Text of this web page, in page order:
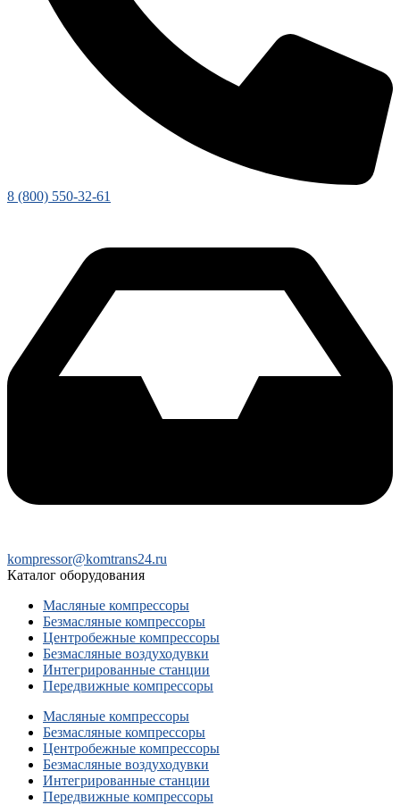
8 (800) 550-32-61
kompressor@komtrans24.ru
Каталог оборудования
Масляные компрессоры
Безмасляные компрессоры
Центробежные компрессоры
Безмасляные воздуходувки
Интегрированные станции
Передвижные компрессоры
Масляные компрессоры
Безмасляные компрессоры
Центробежные компрессоры
Безмасляные воздуходувки
Интегрированные станции
Передвижные компрессоры